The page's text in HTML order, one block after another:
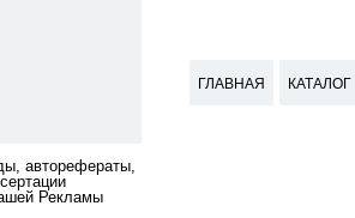
ГЛАВНАЯ